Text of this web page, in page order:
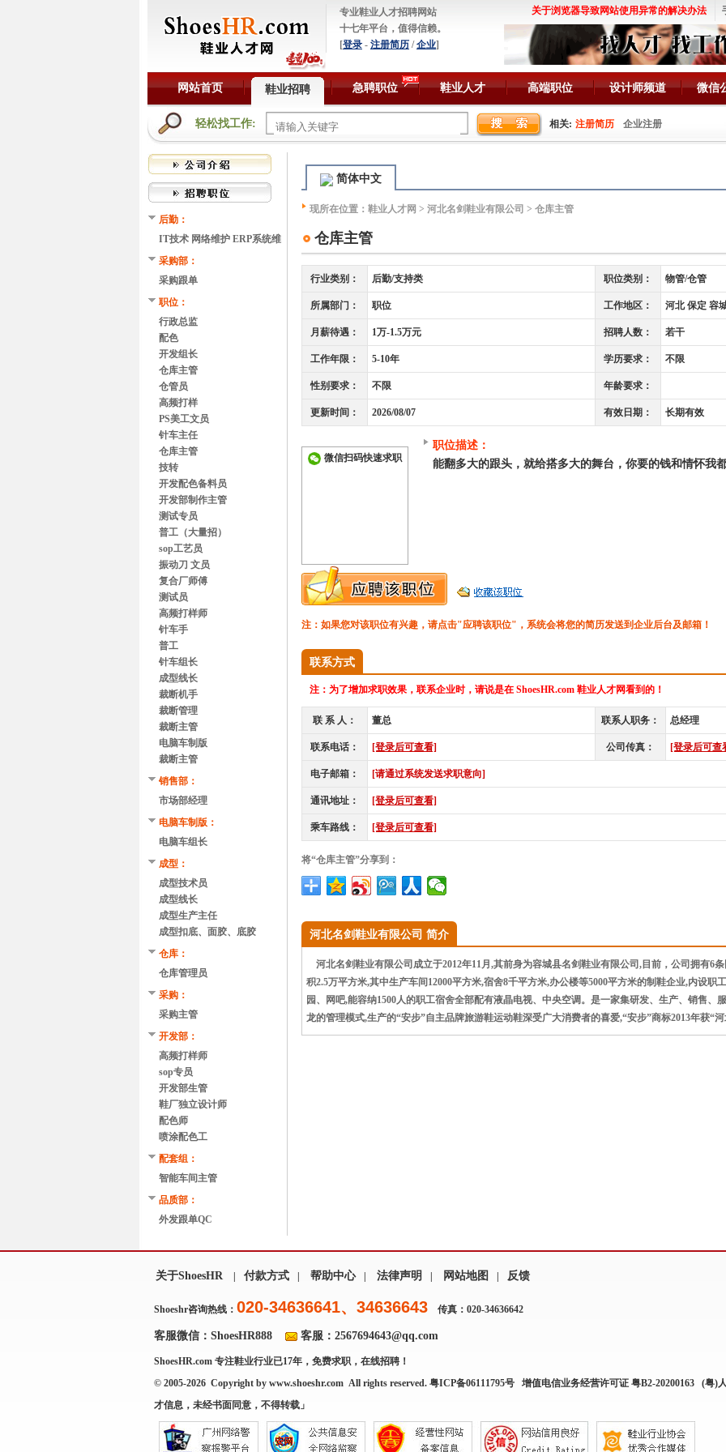
专业鞋业人才招聘网站
十七年平台，值得信赖。
[登录 - 注册简历 /企业]
关于浏览器导致网站使用异常的解决办法
网站首页 鞋业招聘 急聘职位 鞋业人才 高端职位 设计师频道 微信
轻松找工作: 相关: 注册简历 企业注册
简体中文
现所在位置： 鞋业人才网 > 河北名剑鞋业有限公司 > 仓库主管
仓库主管
行业类别： 后勤/支持类 职位类别： 物管/仓管
所属部门： 职位 工作地区： 河北 保定 容
月薪待遇： 1万-1.5万元 招聘人数： 若干
工作年限： 5-10年 学历要求： 不限
性别要求： 不限 年龄要求：
更新时间： 2026/08/07 有效日期： 长期有效
微信扫码快速求职
职位描述：
能翻多大的跟头，就给搭多大的舞台，你要的钱和情怀我
注：如果您对该职位有兴趣，请点击"应聘该职位"，系统会将您的简历发送到企业后台及邮箱！
联系方式
注： 为了增加求职效果，联系企业时，请说是在 ShoesHR.com 鞋业人才网看到的！
联 系 人： 董总 联系人职务： 总经理
联系电话： [登录后可查看] 公司传真： [登录后可查
电子邮箱： [请通过系统发送求职意向]
通讯地址： [登录后可查看]
乘车路线： [登录后可查看]
将“仓库主管”分享到：
河北名剑鞋业有限公司 简介
河北名剑鞋业有限公司成立于2012年11月,其前身为容城县名剑鞋业有限公司,目前，公司拥有6
积2.5万平方米,其中生产车间12000平方米,宿舍8千平方米,办公楼等5000平方米的制鞋企业,内设
园、网吧,能容纳1500人的职工宿舍全部配有液晶电视、中央空调。是一家集研发、生产、销售、
龙的管理模式,生产的“安步”自主品牌旅游鞋运动鞋深受广大消费者的喜爱,“安步”商标2013年获“
后勤：
IT技术 网络维护 ERP系统维
护
采购部：
采购跟单
职位：
行政总监
配色
开发组长
仓库主管
仓管员
高频打样
PS美工文员
针车主任
仓库主管
技转
开发配色备料员
开发部制作主管
测试专员
普工（大量招）
sop工艺员
振动刀 文员
复合厂师傅
测试员
高频打样师
针车手
普工
针车组长
成型线长
裁断机手
裁断管理
裁断主管
电脑车制版
裁断主管
销售部：
市场部经理
电脑车制版：
电脑车组长
成型：
成型技术员
成型线长
成型生产主任
成型扣底、面胶、底胶
仓库：
仓库管理员
采购：
采购主管
开发部：
高频打样师
sop专员
开发部生管
鞋厂独立设计师
配色师
喷涂配色工
配套组：
智能车间主管
品质部：
外发跟单QC
关于ShoesHR 付款方式 帮助中心 法律声明 网站地图 反馈
Shoeshr咨询热线： 020-34636641、34636643 传真：020-34636642
客服微信：ShoesHR888 客服：2567694643@qq.com
ShoesHR.com 专注鞋业行业已17年，免费求职，在线招聘！
© 2005-2026 Copyright by www.shoeshr.com All rights reserved. 粤ICP备06111795号 增值电信业务经营许可证 粤B2-20200163
(粤)
才信息，未经书面同意，不得转载」